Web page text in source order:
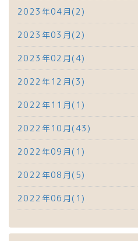
2023年04月(2)
2023年03月(2)
2023年02月(4)
2022年12月(3)
2022年11月(1)
2022年10月(43)
2022年09月(1)
2022年08月(5)
2022年06月(1)